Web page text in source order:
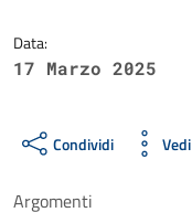
Data:
17 Marzo 2025
Condividi
Argomenti